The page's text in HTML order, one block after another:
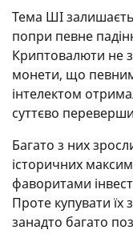
Тема ШІ
попри певне
Криптовалюти не
монети, що
інтелектом
суттєво
Багато з них
історичних
фаворитами
Проте купувати
занадто багато